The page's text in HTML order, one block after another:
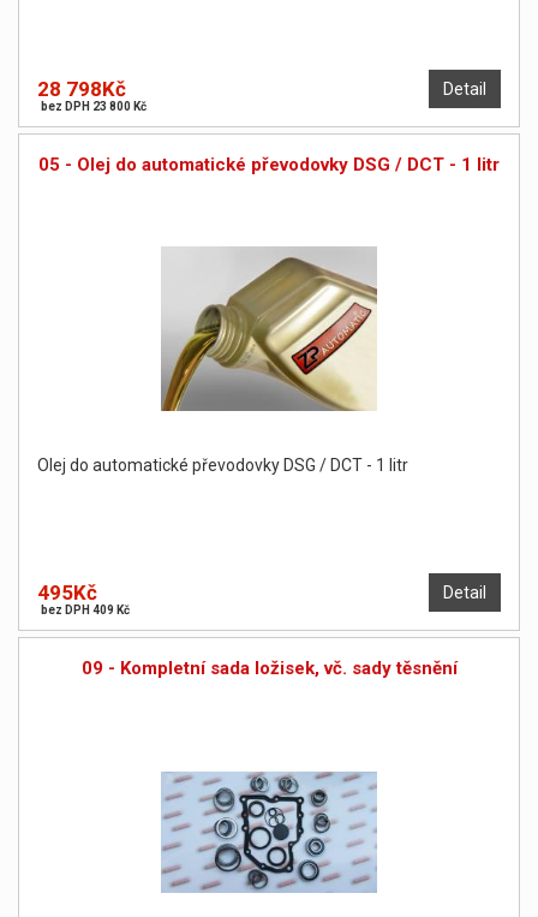
Detail
28 798Kč
bez DPH 23 800 Kč
05 - Olej do automatické převodovky DSG / DCT - 1 litr
Olej do automatické převodovky DSG / DCT - 1 litr
Detail
495Kč
bez DPH 409 Kč
09 - Kompletní sada ložisek, vč. sady těsnění